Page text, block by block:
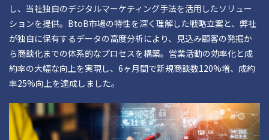
し、当社独自のデジタルマーケティング手法を活用したソリュー
ションを提供。BtoB市場の特性を深く理解した戦略立案と、弊社
が独自に保有するデータの高度分析により、見込み顧客の発掘か
ら商談化までの体系的なプロセスを構築。営業活動の効率化と成
約率の大幅な向上を実現し、6ヶ月間で新規商談数120%増、成約
率25%向上を達成しました。